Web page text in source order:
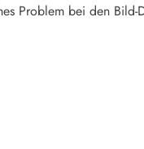
Problem bei den